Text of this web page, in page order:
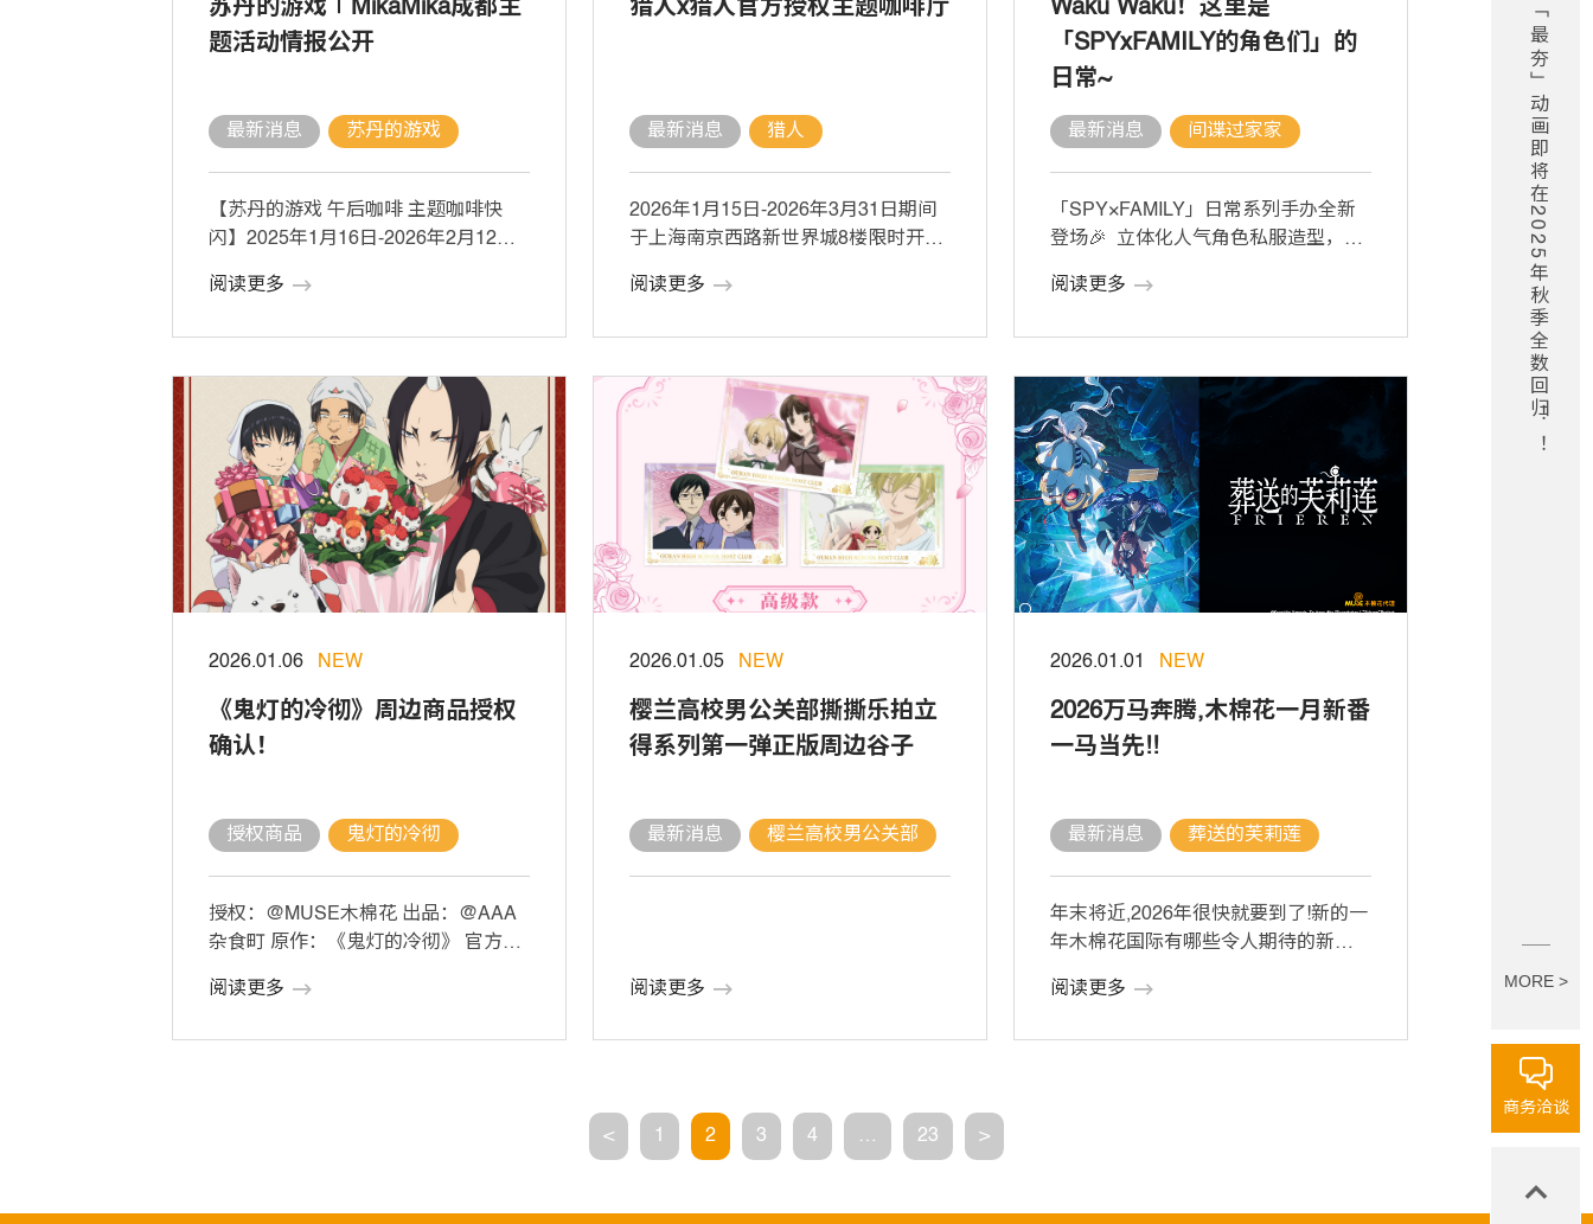
苏丹的游戏∣MikaMika成都主
题活动情报公开
最新消息 苏丹的游戏
【苏丹的游戏 午后咖啡 主题咖啡快
闪】2025年1月16日-2026年2月12日
阅读更多
猎人x猎人官方授权主题咖啡厅
最新消息 猎人
2026年1月15日-2026年3月31日期间
于上海南京西路新世界城8楼限时开放!
阅读更多
Waku Waku！这里是
「SPYxFAMILY的角色们」的
日常~
最新消息 间谍过家家
「SPY×FAMILY」日常系列手办全新
登场🎉 立体化人气角色私服造型，精
[…]
阅读更多
2026.01.06 NEW
《鬼灯的冷彻》周边商品授权
确认！
授权商品 鬼灯的冷彻
授权：@MUSE木棉花 出品：@AAA
杂食町 原作：《鬼灯的冷彻》 官方授
[…]
阅读更多
2026.01.05 NEW
樱兰高校男公关部撕撕乐拍立
得系列第一弹正版周边谷子
最新消息 樱兰高校男公关部
阅读更多
2026.01.01 NEW
2026万马奔腾,木棉花一月新番
一马当先!!
最新消息 葬送的芙莉莲
年末将近,2026年很快就要到了!新的一
年木棉花国际有哪些令人期待的新番
[…]
阅读更多
< 1 2 3 4 … 23 >
MORE >
商务洽谈